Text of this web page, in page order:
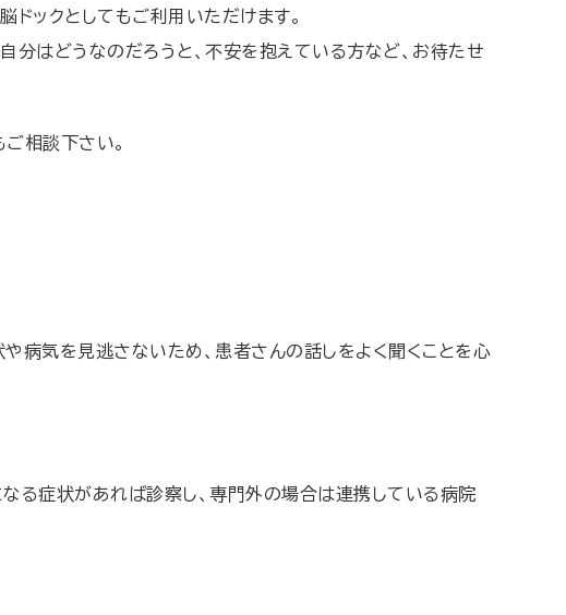
ドックとしてもご利用いただけます。
分はどうなのだろうと、不安を抱えている方など、お待たせ
相談下さい。
病気を見逃さないため、患者さんの話しをよく聞くことを心
る症状があれば診察し、専門外の場合は連携している病院